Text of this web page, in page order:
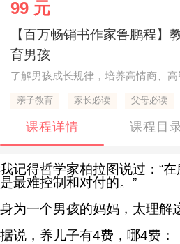
99 元
【百万畅销书作家鲁鹏程】
育男孩
了解男孩成长规律，培养高情商、
亲子教育 家长必读 父母必读
课程详情 课程目
我记得哲学家柏拉图说过： “
是最难控制和对付的。 ”
身为一个男孩的妈妈，太理解
据说，养儿子有4费，哪4费：